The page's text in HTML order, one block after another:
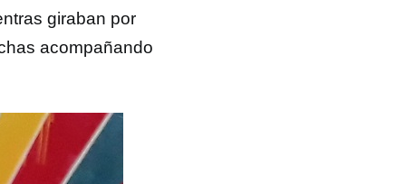
giraban por
acompañando